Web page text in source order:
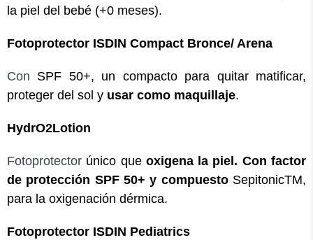
la piel del bebé (+0 meses).
Fotoprotector ISDIN Compact Bronce/ Arena
Con SPF 50+, un compacto para quitar matificar,
proteger del sol y usar como maquillaje.
HydrO2Lotion
Fotoprotector único que oxigena la piel. Con factor
de protección SPF 50+ y compuestoSepitonicTM,
para la oxigenación dérmica.
Fotoprotector ISDIN Pediatrics